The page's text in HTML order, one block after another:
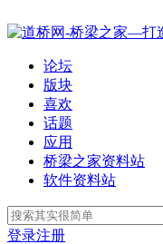
论坛
版块
喜欢
话题
应用
桥梁之家资料站
软件资料站
登录注册